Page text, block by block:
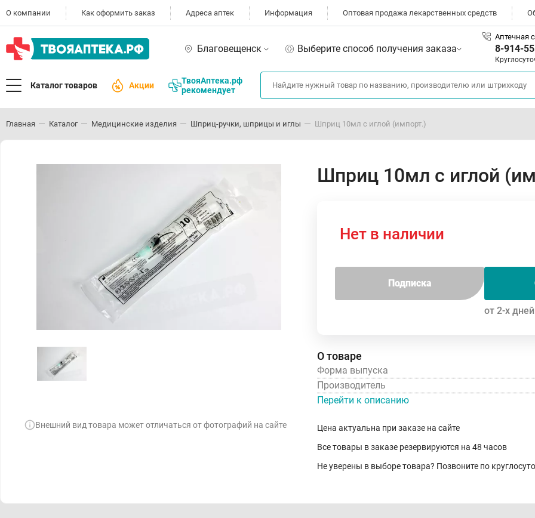
О компании Как оформить заказ Адреса аптек Информация Оптовая продажа лекарственных средств
Благовещенск Выберите способ получения заказа
Аптечная
8-914-
Каталог товаров Акции
ТвояАптека.рф
рекомендует
Главная Каталог Медицинские изделия Шприц-ручки, шприцы и иглы Шприц 10мл с иглой (импорт.)
Внешний вид товара может отличаться от фотографий на сайте
Шприц 10мл с иглой
Нет в наличии
Подписка
от 2-х дней
О товаре
Форма выпуска
Производитель
Перейти к описанию
Цена актуальна при заказе на сайте
Все товары в заказе резервируются на 48 часов
Не уверены в выборе товара? Позвоните по